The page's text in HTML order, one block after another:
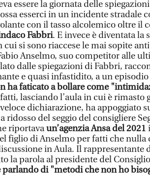
essere la giornata delle
esserci in un incidente stradale
con il tasso alcolemico oltre il
Fabbri. E invece è diventata la
cui si sono riaccese le mai sopite
Anselmo, suo competitor alle
dalle spiegazioni di Fabbri,
e quasi infastidito, a un episodio
ha faticato a bollare come
lasciando l’aula in cui è rimasto
dichiarazione, ha appoggiato
ridosso del seggio del consigliere
riportavaun’agenzia Ansa del 2021
figlio di Anselmo per fatti che nulla
in Aula. Il rappresentante
la parola al presidente del
parlando di "metodi che non ho